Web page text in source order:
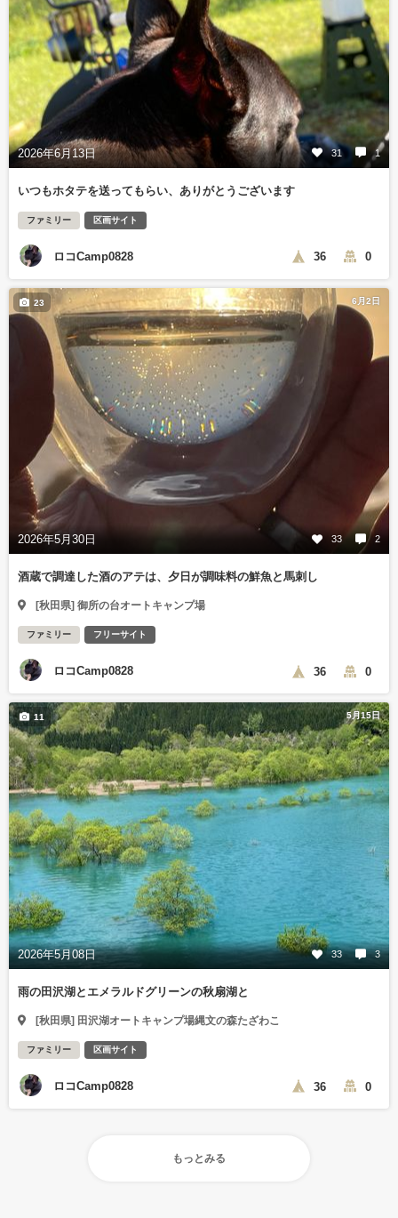
2026年6月13日 31 1
いつもホタテを送ってもらい、ありがとうございます
ファミリー 区画サイト
ロコCamp0828 36 0
6月2日
2026年5月30日 33 2
23
酒蔵で調達した酒のアテは、夕日が調味料の鮮魚と馬刺し
[秋田県] 御所の台オートキャンプ場
ファミリー フリーサイト
ロコCamp0828 36 0
5月15日
2026年5月08日 33 3
11
雨の田沢湖とエメラルドグリーンの秋扇湖と
[秋田県] 田沢湖オートキャンプ場縄文の森たざわこ
ファミリー 区画サイト
ロコCamp0828 36 0
もっとみる